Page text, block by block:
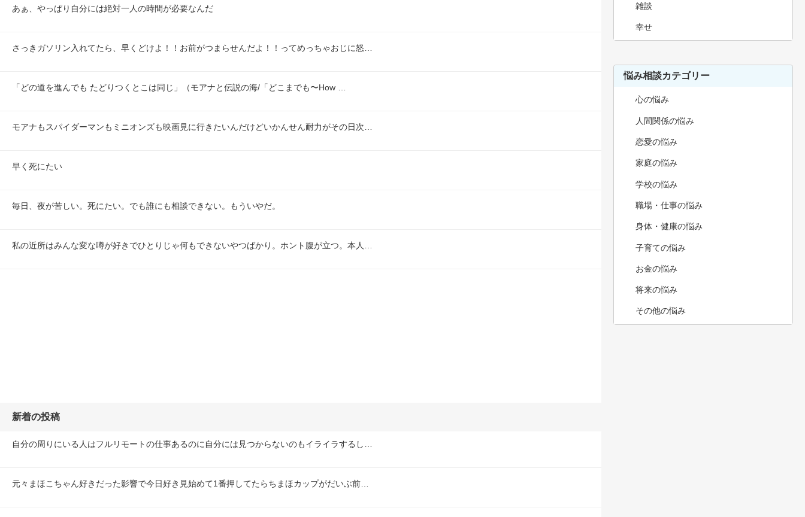
あぁ、やっぱり自分には絶対一人の時間が必要なんだ
さっきガソリン入れてたら、早くどけよ！！お前がつまらせんだよ！！ってめっちゃおじに怒…
「どの道を進んでも たどりつくとこは同じ」（モアナと伝説の海/「どこまでも〜How …
モアナもスパイダーマンもミニオンズも映画見に行きたいんだけどいかんせん耐力がその日次…
早く死にたい
毎日、夜が苦しい。死にたい。でも誰にも相談できない。もういやだ。
私の近所はみんな変な噂が好きでひとりじゃ何もできないやつばかり。ホント腹が立つ。本人…
新着の投稿
自分の周りにいる人はフルリモートの仕事あるのに自分には見つからないのもイライラするし…
元々まほこちゃん好きだった影響で今日好き見始めて1番押してたらちまほカップがだいぶ前…
雑談
幸せ
悩み相談カテゴリー
心の悩み
人間関係の悩み
恋愛の悩み
家庭の悩み
学校の悩み
職場・仕事の悩み
身体・健康の悩み
子育ての悩み
お金の悩み
将来の悩み
その他の悩み